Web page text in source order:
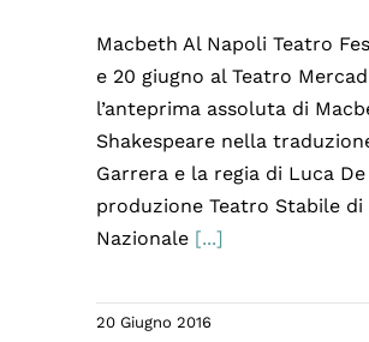
Macbeth Al Napoli Teatro
e 20 giugno al Teatro
l’anteprima assoluta di
Shakespeare nella
Garrera e la regia di Luca
produzione Teatro Stabile
Nazionale [...]
20 Giugno 2016